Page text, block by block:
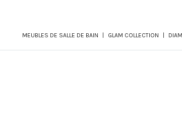
MEUBLES DE SALLE DE BAIN GLAM COLLECTION